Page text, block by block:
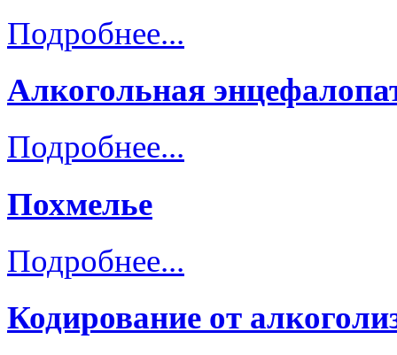
Подробнее...
Алкогольная
Подробнее...
Похмелье
Подробнее...
Кодирование от